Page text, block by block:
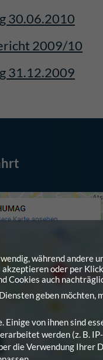
30.06.2010
2009/10
31.12.2009
während andere
oder per
Cookies auch
geben möchten,
von ihnen sind
werden (z. B.
die Verwendung Ihrer